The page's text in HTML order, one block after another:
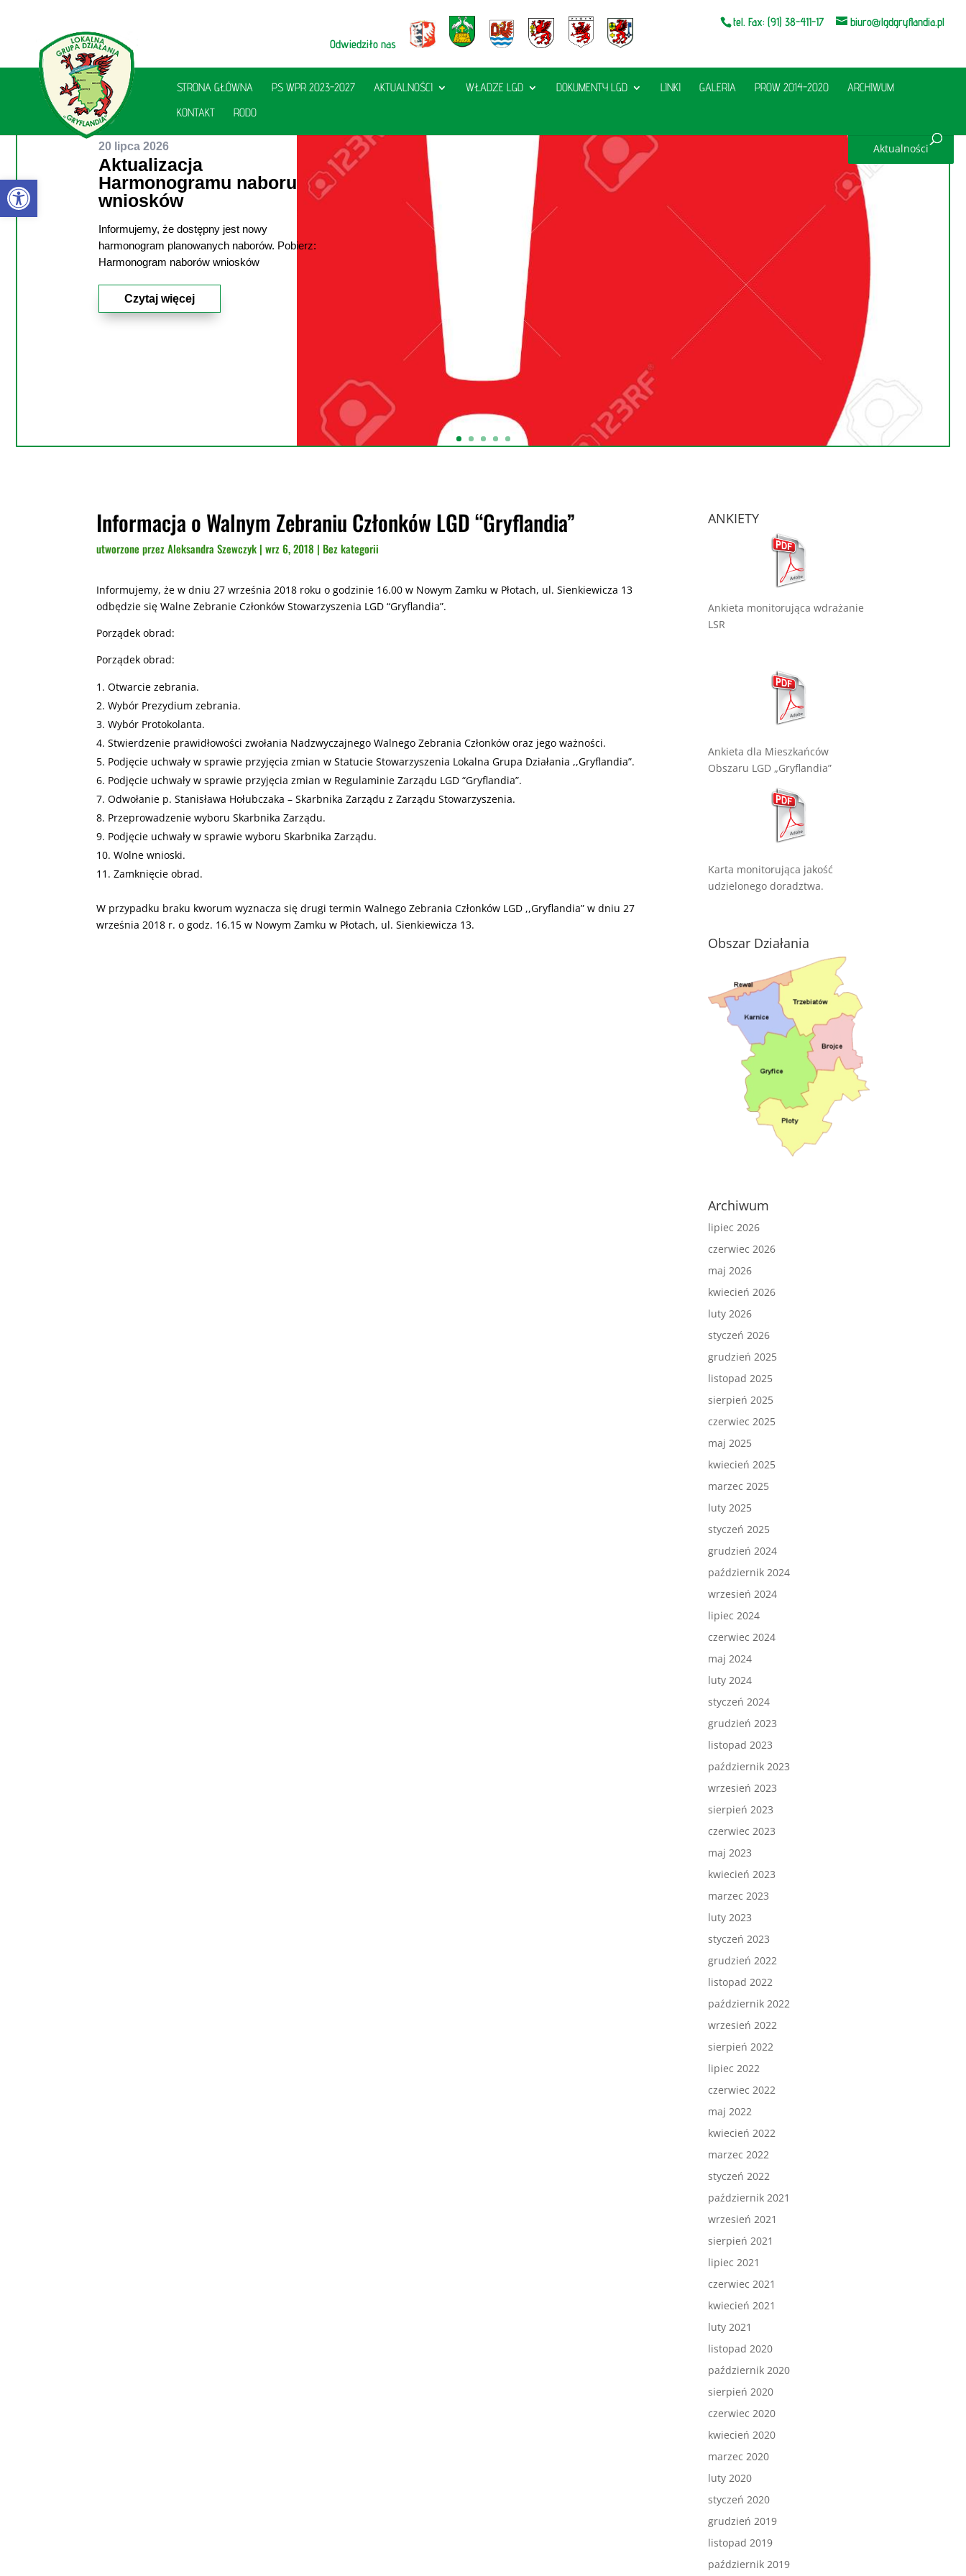
Otwórz pasek narzędzi
tel. Fax: (91) 38-411-17
biuro@lgdgryflandia.pl
Odwiedziło nas
STRONA GŁÓWNA PS WPR 2023-2027 AKTUALNOŚCI WŁADZE LGD DOKUMENTY LGD LINKI GALERIA PROW 2014-2020
ARCHIWUM
KONTAKT
RODO
Aktualizacja
Harmonogramu naboru
wniosków
utworzone przez Aleksandra Szewczyk
20 lipca 2026
Aktualności| 0 Comments
Informujemy, że dostępny jest nowy
harmonogram planowanych naborów. Pobierz:
Harmonogram naborów wniosków
Czytaj więcej
Informacja o Walnym Zebraniu Członków LGD “Gryflandia”
utworzone przezAleksandra Szewczyk |wrz 6, 2018 | Bez kategorii
Informujemy, że w dniu 27 września 2018 roku o godzinie 16.00 w Nowym Zamku w Płotach, ul. Sienkiewicza 13
odbędzie się Walne Zebranie Członków Stowarzyszenia LGD “Gryflandia”.
Porządek obrad:
Porządek obrad:
Otwarcie zebrania.
Wybór Prezydium zebrania.
Wybór Protokolanta.
Stwierdzenie prawidłowości zwołania Nadzwyczajnego Walnego Zebrania Członków oraz jego ważności.
Podjęcie uchwały w sprawie przyjęcia zmian w Statucie Stowarzyszenia Lokalna Grupa Działania ,,Gryflandia”.
Podjęcie uchwały w sprawie przyjęcia zmian w Regulaminie Zarządu LGD “Gryflandia”.
Odwołanie p. Stanisława Hołubczaka – Skarbnika Zarządu z Zarządu Stowarzyszenia.
Przeprowadzenie wyboru Skarbnika Zarządu.
Podjęcie uchwały w sprawie wyboru Skarbnika Zarządu.
Wolne wnioski.
Zamknięcie obrad.
W przypadku braku kworum wyznacza się drugi termin Walnego Zebrania Członków LGD ,,Gryflandia” w dniu 27
września 2018 r. o godz. 16.15 w Nowym Zamku w Płotach, ul. Sienkiewicza 13.
ANKIETY
Ankieta monitorująca wdrażanie
LSR
Ankieta dla Mieszkańców
Obszaru LGD „Gryflandia”
Karta monitorująca jakość
udzielonego doradztwa.
Obszar Działania
Archiwum
lipiec 2026
czerwiec 2026
maj 2026
kwiecień 2026
luty 2026
styczeń 2026
grudzień 2025
listopad 2025
sierpień 2025
czerwiec 2025
maj 2025
kwiecień 2025
marzec 2025
luty 2025
styczeń 2025
grudzień 2024
październik 2024
wrzesień 2024
lipiec 2024
czerwiec 2024
maj 2024
luty 2024
styczeń 2024
grudzień 2023
listopad 2023
październik 2023
wrzesień 2023
sierpień 2023
czerwiec 2023
maj 2023
kwiecień 2023
marzec 2023
luty 2023
styczeń 2023
grudzień 2022
listopad 2022
październik 2022
wrzesień 2022
sierpień 2022
lipiec 2022
czerwiec 2022
maj 2022
kwiecień 2022
marzec 2022
styczeń 2022
październik 2021
wrzesień 2021
sierpień 2021
lipiec 2021
czerwiec 2021
kwiecień 2021
luty 2021
listopad 2020
październik 2020
sierpień 2020
czerwiec 2020
kwiecień 2020
marzec 2020
luty 2020
styczeń 2020
grudzień 2019
listopad 2019
październik 2019